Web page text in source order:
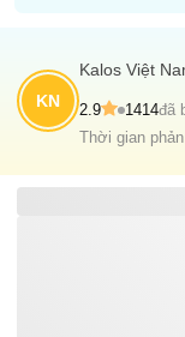
KN
Kalos Việt
2.9 1414đã
Thời gian